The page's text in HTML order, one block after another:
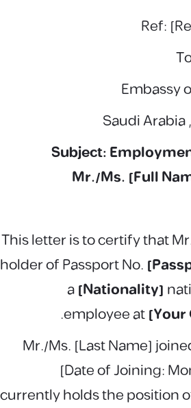
Ref:
Embassy
Subject:
Mr./Ms. [Full
This letter is to certify that
holder of Passport No.
a[Nationality]
employee at[Your
.
Mr./Ms. [Last Name]
[Date of Joining:
currently holds the position